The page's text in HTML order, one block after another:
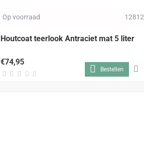
Op voorraad 12812
Houtcoat teerlook Antraciet mat 5 liter
€74,95
Bestellen